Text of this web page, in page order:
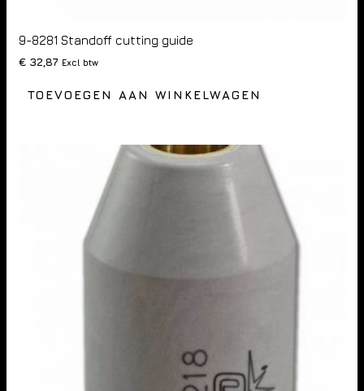
9-8281 Standoff cutting guide
€ 32,87 Excl btw
TOEVOEGEN AAN WINKELWAGEN